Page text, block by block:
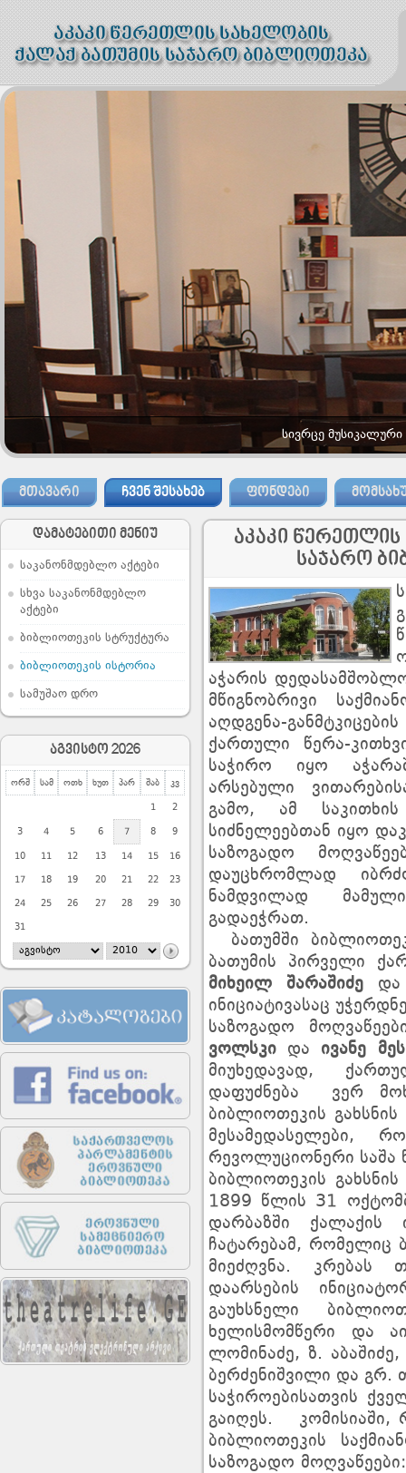
სივრცე
ᲛᲗᲐᲕᲐᲠᲘ ᲩᲕᲔᲜ ᲨᲔᲡᲐᲮᲔᲑ ᲤᲝᲜᲓᲔᲑᲘ
დამატებითი მენიუ
საკანონმდებლო აქტები
სხვა საკანონმდებლო
აქტები
ბიბლიოთეკის სტრუქტურა
ბიბლიოთეკის ისტორია
სამუშაო დრო
აგვისტო 2026
ორშ სამ ოთხ ხუთ პარ შაბ კვ
1 2
3 4 5 6 7 8 9
10 11 12 13 14 15 16
17 18 19 20 21 22 23
24 25 26 27 28 29 30
31
აკაკი
საჯარო
აჭარის
მწიგნობრივი
აღდგენა-
ქართული წერა-
საჭირო იყო
არსებული
გამო, ამ
სიძნელეებთან იყო
საზოგადო
დაუცხრომლად
ნამდვილად
გადაეჭრათ.
ბათუმში
ბათუმის პირველი
მიხეილ შარაშიძე
ინიციატივასაც
საზოგადო
ვოლსკი და ივანე
მიუხედავად,
დაფუძნება ვერ
ბიბლიოთეკის
მესამედასელები,
რევოლუციონერი საშა
ბიბლიოთეკის
1899 წლის 31
დარბაზში ქალაქის
ჩატარებამ, რომელიც
მიეძღვნა. კრებას
დაარსების
გაუხსნელი
ხელისმომწერი და
ლომინაძე, ზ.
ბერძენიშვილი და
საჭიროებისათვის
გაიღეს. კომისიაში,
ბიბლიოთეკის
საზოგადო